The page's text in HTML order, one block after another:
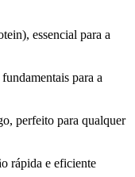
essencial para a
para a
perfeito para qualquer
rápida e eficiente